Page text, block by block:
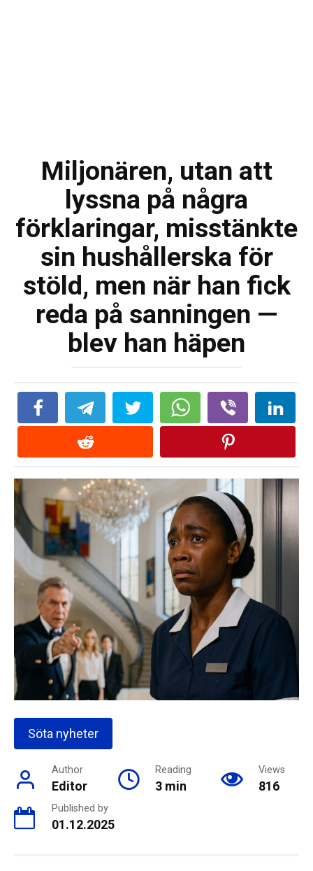
Miljonären, utan att
lyssna på några
förklaringar, misstänkte
sin hushållerska för
stöld, men när han fick
reda på sanningen —
blev han häpen
Söta nyheter
Author
Editor
Reading
3 min
Views
816
Published by
01.12.2025